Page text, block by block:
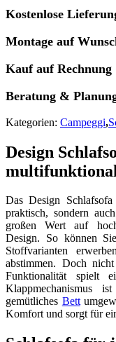
Kostenlose
Montage auf
Kauf auf Rechnung
Beratung &
Kategorien: Campeggi,
Design
Das Design
praktisch, sondern
großen Wert auf
Design. So können
Stoffvarianten
abstimmen. Doch
Funktionalität spielt
Klappmechanismus
gemütliches Bett
Komfort und sorgt für